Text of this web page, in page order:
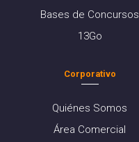
Bases de Concursos
13Go
Corporativo
Quiénes Somos
Área Comercial